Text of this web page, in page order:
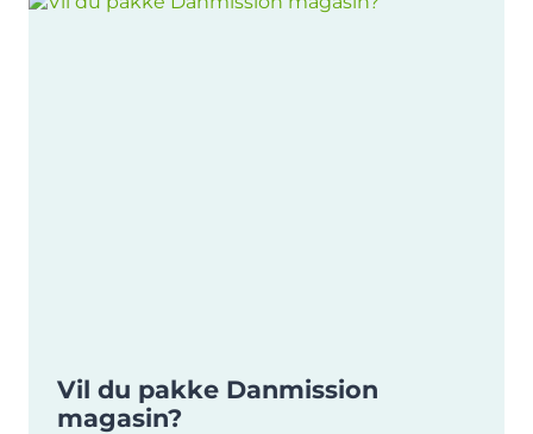
Vil du pakke Danmission
magasin?